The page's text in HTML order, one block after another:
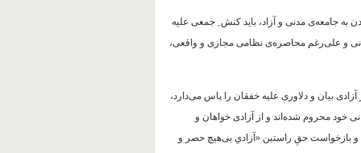
به جامعه‌ی مدنی و آزاد، باید کنش ِ جمعی علیه
و علی‌رغم محاصره‌ی نظامی مجازی و واقعی،
بیان و دلاوری علیه خفقان را پاس می‌دارد،
خود محروم شده‌اند و از آزادی خواهان و
و بازخواست حقِ راستین «آزادیِ بی‌هیچ حصر و